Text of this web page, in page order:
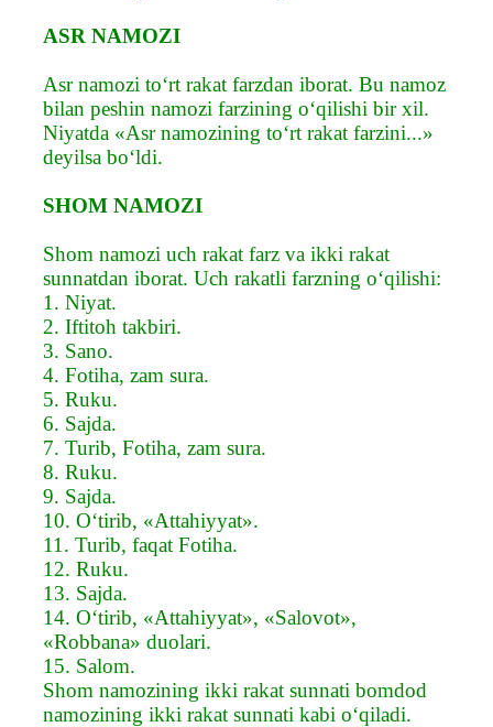
ASR NAMOZI
Asr namozi to‘rt rakat farzdan iborat. Bu namoz
bilan peshin namozi farzining o‘qilishi bir xil.
Niyatda «Asr namozining to‘rt rakat farzini...»
deyilsa bo‘ldi.
SHOM NAMOZI
Shom namozi uch rakat farz va ikki rakat
sunnatdan iborat. Uch rakatli farzning o‘qilishi:
1. Niyat.
2. Iftitoh takbiri.
3. Sano.
4. Fotiha, zam sura.
5. Ruku.
6. Sajda.
7. Turib, Fotiha, zam sura.
8. Ruku.
9. Sajda.
10. O‘tirib, «Attahiyyat».
11. Turib, faqat Fotiha.
12. Ruku.
13. Sajda.
14. O‘tirib, «Attahiyyat», «Salovot»,
«Robbana» duolari.
15. Salom.
Shom namozining ikki rakat sunnati bomdod
namozining ikki rakat sunnati kabi o‘qiladi.